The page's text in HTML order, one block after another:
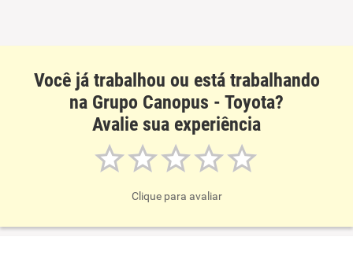
Você já trabalhou ou está trabalhando
na Grupo Canopus - Toyota?
Avalie sua experiência
Clique para avaliar